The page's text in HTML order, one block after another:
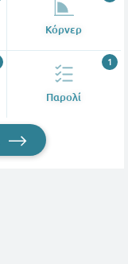
Κόρνερ
Παρολί
1